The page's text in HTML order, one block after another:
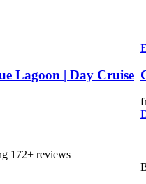
Lagoon | Day Cruise
172+ reviews